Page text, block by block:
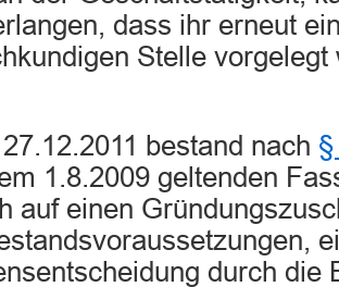
dass ihr erneut
Stelle vorgelegt
bestand nach
1.8.2009 geltenden
auf einen
durch die